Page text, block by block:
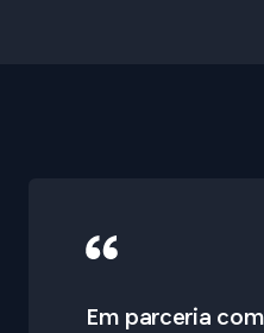
Em parceria